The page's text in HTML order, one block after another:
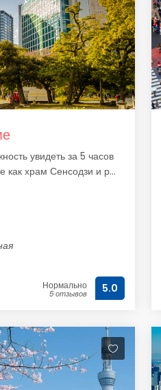
увидеть за 5 часов
как храм Сенсодзи и р...
Нормально
5 отзывов 5.0